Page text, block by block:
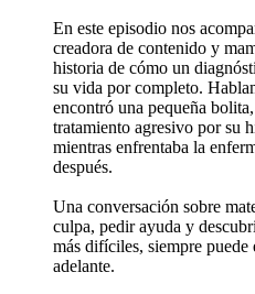
En este episodio nos
creadora de contenido y
historia de cómo un
su vida por completo.
encontró una pequeña
tratamiento agresivo por su
mientras enfrentaba la
después.
Una conversación sobre
culpa, pedir ayuda y
más difíciles, siempre
adelante.